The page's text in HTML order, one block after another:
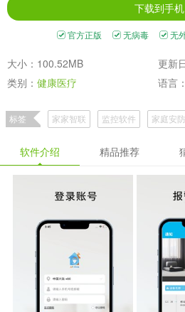
下载到手机
官方正版 无病毒 无
大小：100.52MB
更新
类别： 健康医疗 语言
标签 家家智联 监控软件 家庭安防
软件介绍 精品推荐